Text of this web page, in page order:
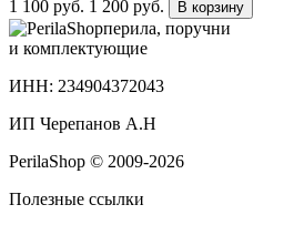
1 100 руб. 1 200 руб. В корзину
перила, поручни
и комплектующие
ИНН: 234904372043
ИП Черепанов А.Н
PerilaShop © 2009-2026
Полезные ссылки